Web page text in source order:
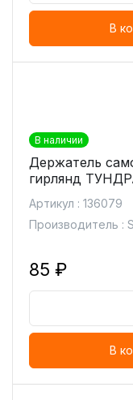
В
В наличии
Держатель
гирлянд
Артикул : 136079
Производитель :
85 ₽
В